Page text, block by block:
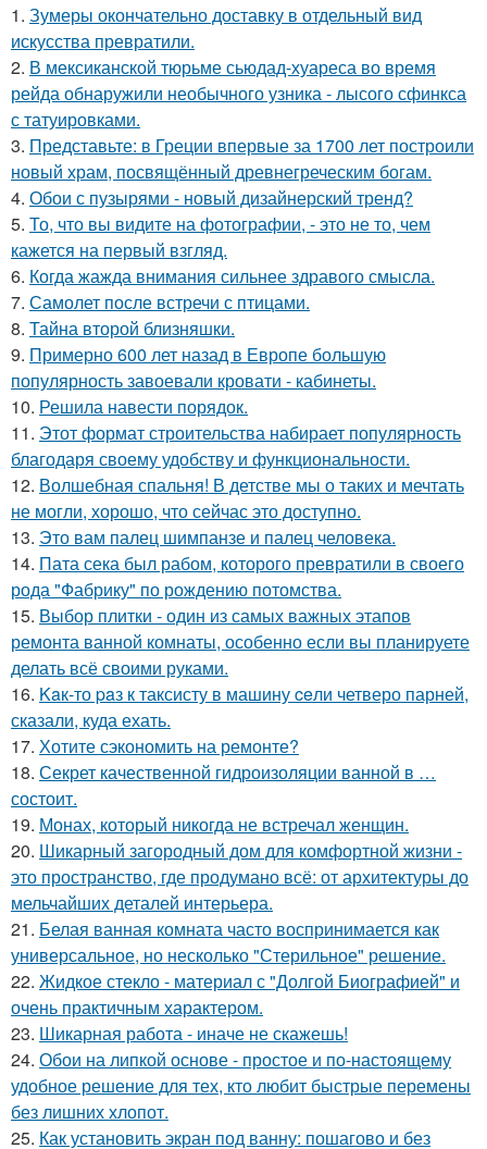
1. Зумеры окончательно доставку в отдельный вид
искусства превратили.
2. В мексиканской тюрьме сьюдад-хуареса во время
рейда обнаружили необычного узника - лысого сфинкса
с татуировками.
3. Представьте: в Греции впервые за 1700 лет построили
новый храм, посвящённый древнегреческим богам.
4. Обои с пузырями - новый дизайнерский тренд?
5. То, что вы видите на фотографии, - это не то, чем
кажется на первый взгляд.
6. Когда жажда внимания сильнее здравого смысла.
7. Самолет после встречи с птицами.
8. Тайна второй близняшки.
9. Примерно 600 лет назад в Европе большую
популярность завоевали кровати - кабинеты.
10. Решила навести порядок.
11. Этот формат строительства набирает популярность
благодаря своему удобству и функциональности.
12. Волшебная спальня! В детстве мы о таких и мечтать
не могли, хорошо, что сейчас это доступно.
13. Это вам палец шимпанзе и палец человека.
14. Пата сека был рабом, которого превратили в своего
рода "Фабрику" по рождению потомства.
15. Выбор плитки - один из самых важных этапов
ремонта ванной комнаты, особенно если вы планируете
делать всё своими руками.
16. Kaк-то paз к таксисту в машину ceли четверо парней,
сказали, куда ехать.
17. Хотите сэкономить на ремонте?
18. Секрет качественной гидроизоляции ванной в …
состоит.
19. Монах, который никогда не встречал женщин.
20. Шикарный загородный дом для комфортной жизни -
это пространство, где продумано всё: от архитектуры до
мельчайших деталей интерьера.
21. Белая ванная комната часто воспринимается как
универсальное, но несколько "Стерильное" решение.
22. Жидкое стекло - материал с "Долгой Биографией" и
очень практичным характером.
23. Шикарная работа - иначе не скажешь!
24. Обои на липкой основе - простое и по-настоящему
удобное решение для тех, кто любит быстрые перемены
без лишних хлопот.
25. Как установить экран под ванну: пошагово и без